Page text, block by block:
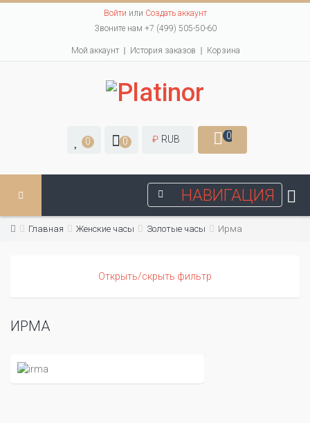
Войти или Создать аккаунт
Звоните нам +7 (499) 505-50-60
Мой аккаунт История заказов Корзина
0 0 ₽ RUB 0
НАВИГАЦИЯ
Главная Женские часы Золотые часы Ирма
Открыть/скрыть фильтр
ИРМА